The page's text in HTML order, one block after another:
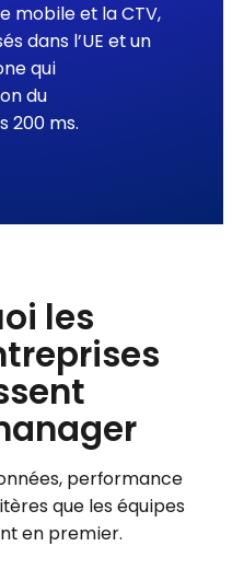
mobile et la CTV,
dans l’UE et un
qui
du
200 ms.
les
performance
que les équipes
en premier.